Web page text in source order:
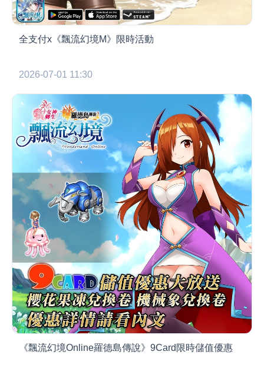
全支付x《飄流幻境M》限時活動
2026-07-01 11:30
《飄流幻境Online羅德島傳說》9Card限時儲值優惠